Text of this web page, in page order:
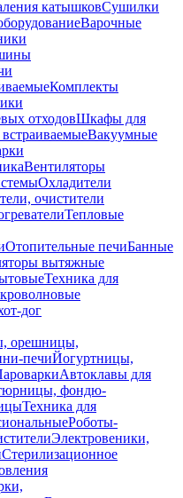
катышковСушилки
Варочные
Комплекты
отходовШкафы для
Вакуумные
Вентиляторы
Охладители
очистители
Тепловые
Отопительные печиБанные
вытяжные
Техника для
дог
орешницы,
печиЙогуртницы,
Автоклавы для
фондю-
Техника для
Роботы-
Электровеники,
Стерилизационное